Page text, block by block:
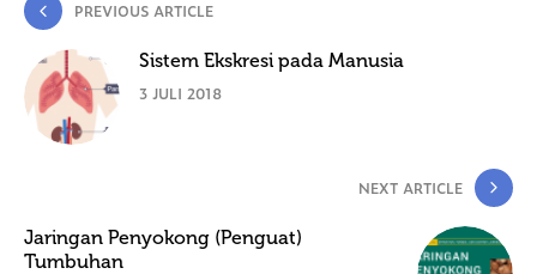
PREVIOUS ARTICLE
Sistem Ekskresi pada Manusia
3 JULI 2018
NEXT ARTICLE
Jaringan Penyokong (Penguat)
Tumbuhan